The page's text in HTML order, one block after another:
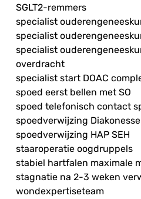
SGLT2-remmers
specialist
specialist
specialist
overdracht
specialist start DOAC
spoed eerst bellen met SO
spoed telefonisch contact
spoedverwijzing
spoedverwijzing HAP SEH
staaroperatie oogdruppels
stabiel hartfalen maximale
stagnatie na 2-3 weken
wondexpertiseteam